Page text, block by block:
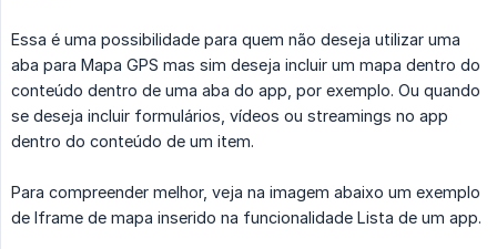
Essa é uma possibilidade para quem não deseja utilizar uma
aba para Mapa GPS mas sim deseja incluir um mapa dentro do
conteúdo dentro de uma aba do app, por exemplo. Ou quando
se deseja incluir formulários, vídeos ou streamings no app
dentro do conteúdo de um item.
Para compreender melhor, veja na imagem abaixo um exemplo
de Iframe de mapa inserido na funcionalidade Lista de um app.